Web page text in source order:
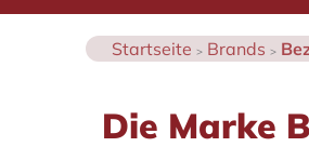
Startseite Brands
Die Marke